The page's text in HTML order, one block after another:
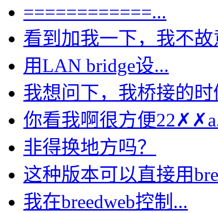
============...
看到加我一下，我不故
用LAN bridge设...
我想问下，我桥接的时
你看我啊很方便
非得换地方吗？
这种版本可以直接用
我在breedweb控制...